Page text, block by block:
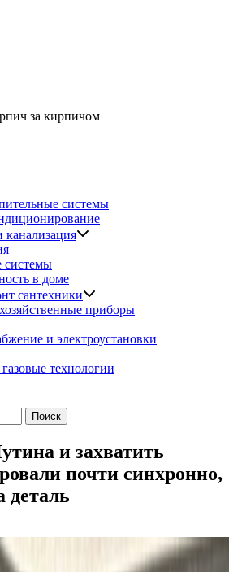
за кирпичом
системы
системы
в доме
сантехники
приборы
и электроустановки
технологии
и захватить
почти синхронно,
деталь